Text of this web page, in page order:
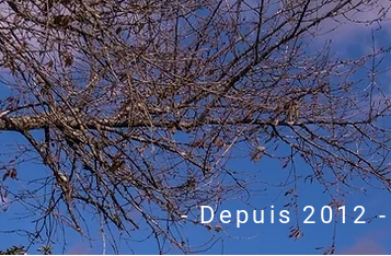
- Depuis 2012 -